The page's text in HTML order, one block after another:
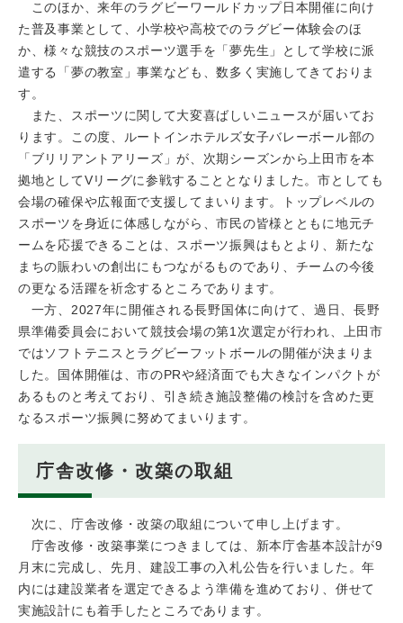
このほか、来年のラグビーワールドカップ日本開催に向け
た普及事業として、小学校や高校でのラグビー体験会のほ
か、様々な競技のスポーツ選手を「夢先生」として学校に派
遣する「夢の教室」事業なども、数多く実施してきておりま
す。
また、スポーツに関して大変喜ばしいニュースが届いてお
ります。この度、ルートインホテルズ女子バレーボール部の
「ブリリアントアリーズ」が、次期シーズンから上田市を本
拠地としてVリーグに参戦することとなりました。市としても
会場の確保や広報面で支援してまいります。トップレベルの
スポーツを身近に体感しながら、市民の皆様とともに地元チ
ームを応援できることは、スポーツ振興はもとより、新たな
まちの賑わいの創出にもつながるものであり、チームの今後
の更なる活躍を祈念するところであります。
一方、2027年に開催される長野国体に向けて、過日、長野
県準備委員会において競技会場の第1次選定が行われ、上田市
ではソフトテニスとラグビーフットボールの開催が決まりま
した。国体開催は、市のPRや経済面でも大きなインパクトが
あるものと考えており、引き続き施設整備の検討を含めた更
なるスポーツ振興に努めてまいります。
庁舎改修・改築の取組
次に、庁舎改修・改築の取組について申し上げます。
庁舎改修・改築事業につきましては、新本庁舎基本設計が9
月末に完成し、先月、建設工事の入札公告を行いました。年
内には建設業者を選定できるよう準備を進めており、併せて
実施設計にも着手したところであります。